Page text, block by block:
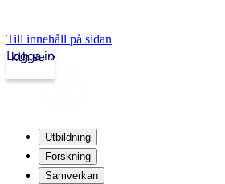
Till innehåll på sidan
kth.se
Logga in
Utbildning
Forskning
Samverkan